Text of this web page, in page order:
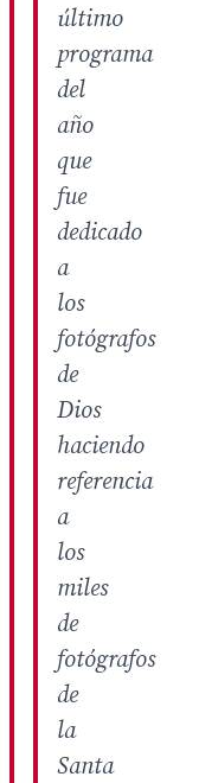
último
programa
del
año
que
fue
dedicado
a
los
fotógrafos
de
Dios
haciendo
referencia
a
los
miles
de
fotógrafos
de
la
Santa